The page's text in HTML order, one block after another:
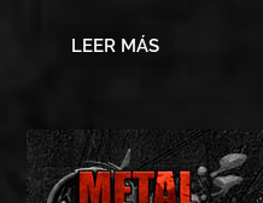
LEER MÁS